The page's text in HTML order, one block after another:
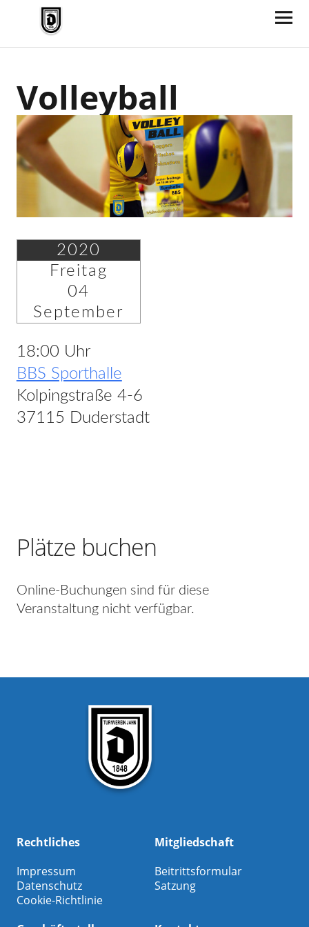
TV Jahn Duderstadt
Volleyball
2020
Freitag
04
September
18:00 Uhr
BBS Sporthalle
Kolpingstraße 4-6
37115 Duderstadt
Plätze buchen
Online-Buchungen sind für diese
Veranstaltung nicht verfügbar.
Rechtliches
Impressum
Datenschutz
Cookie-Richtlinie
Mitgliedschaft
Beitrittsformular
Satzung